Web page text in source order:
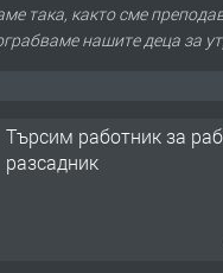
така, както сме
нашите деца за
Търсим работник за
разсадник